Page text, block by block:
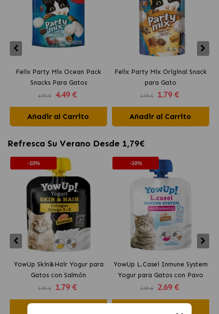
Felix Party Mix Ocean Pack
Snacks Para Gatos
4.99 € 4.49 €
Añadir al Carrito
Felix Party Mix Original Snack
para Gato
1.99 € 1.79 €
Añadir al Carrito
Refresca Su Verano Desde 1,79€
-10%
YowUp Skin&Hair Yogur para
Gatos con Salmón
1.99 € 1.79 €
Añadir al Carrito
-10%
YowUp L.Casei Inmune System
Yogur para Gatos con Pavo
2.99 € 2.69 €
Añadir al Carrito